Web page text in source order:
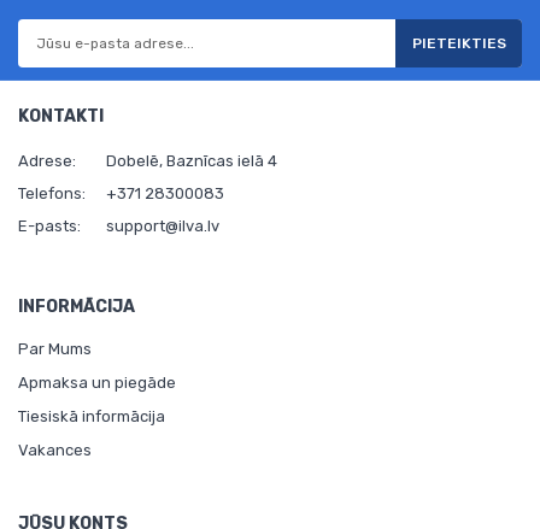
PIETEIKTIES
KONTAKTI
Adrese:
Dobelē, Baznīcas ielā 4
Telefons:
+371 28300083
E-pasts:
support@ilva.lv
INFORMĀCIJA
Par Mums
Apmaksa un piegāde
Tiesiskā informācija
Vakances
JŪSU KONTS